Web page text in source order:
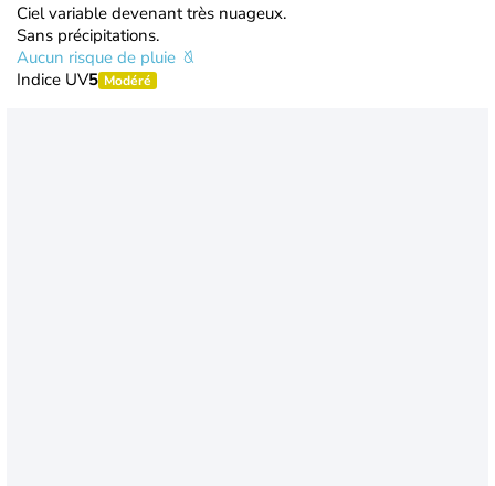
Ciel variable devenant très nuageux.
Sans précipitations.
Aucun risque de pluie
Indice UV5 Modéré